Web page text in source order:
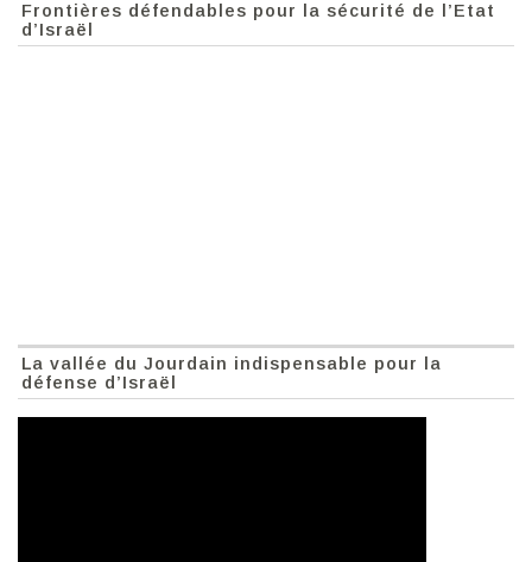
Frontières défendables pour la sécurité de l’Etat
d’Israël
La vallée du Jourdain indispensable pour la
défense d’Israël